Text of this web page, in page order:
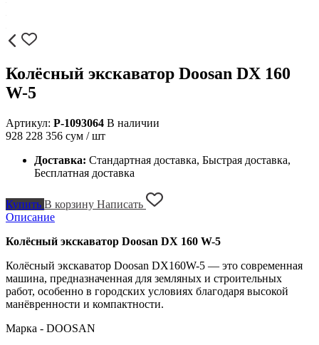
Колёсный экскаватор Doosan DX 160
W-5
Артикул: P-1093064 В наличии
928 228 356 сум / шт
Доставка: Стандартная доставка, Быстрая доставка,
Бесплатная доставка
Купить В корзину Написать
Описание
Колёсный экскаватор Doosan DX 160 W-5
Колёсный экскаватор Doosan DX160W-5 — это современная
машина, предназначенная для земляных и строительных
работ, особенно в городских условиях благодаря высокой
манёвренности и компактности.
Марка - DOOSAN